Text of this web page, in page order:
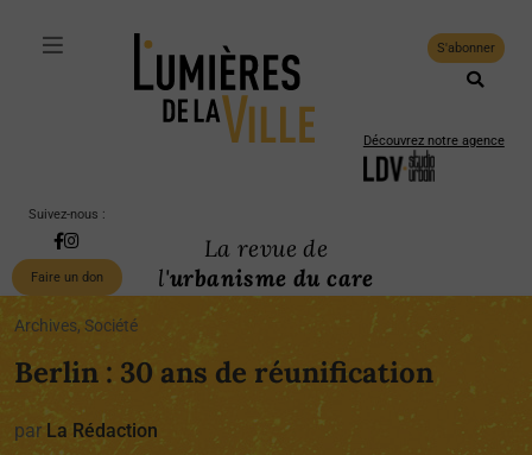
S'abonner
Découvrez notre agence
Suivez-nous :
Faire un don
La revue de
l'urbanisme du care
Archives, Société
Berlin : 30 ans de réunification
par La Rédaction